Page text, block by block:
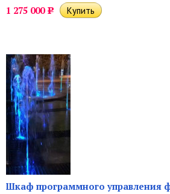
1 275 000 Р
Шкаф программного управления